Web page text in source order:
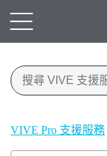
VIVE Pro 支援服務